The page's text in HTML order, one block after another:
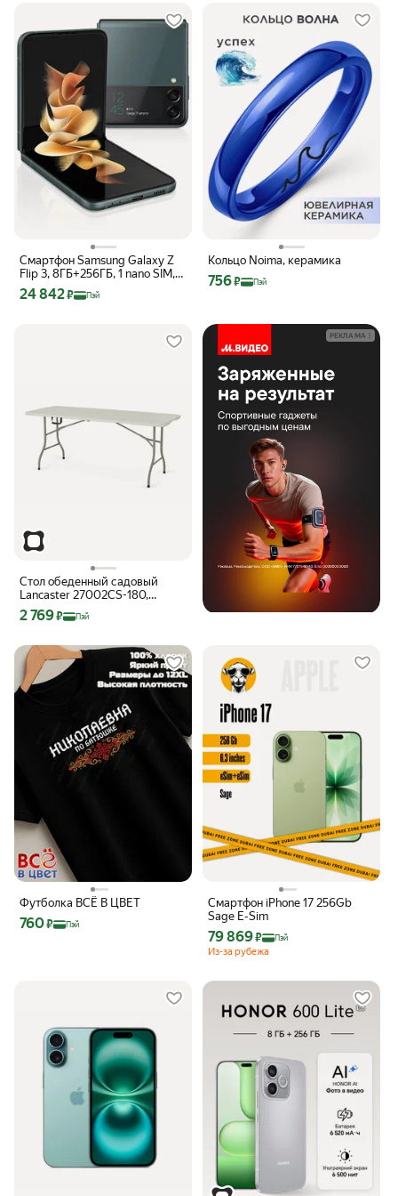
Смартфон Samsung Galaxy Z
Flip 3, 8ГБ+256ГБ, 1 nano SIM,
Зелёный
Цена с картой Яндекс Пэй 24842 ₽ вместо
24 842₽ Пэй
Кольцо Noima, керамика
Цена с картой Яндекс Пэй 756 ₽
756₽ Пэй
Стол обеденный садовый
Lancaster 27002CS-180,
180x74x70 см, тёмно-серый,
белый
Цена с картой Яндекс Пэй 2769 ₽ вместо
2 769₽ Пэй
РЕКЛАМА
Футболка ВСЁ В ЦВЕТ
Цена с картой Яндекс Пэй 760 ₽ вместо
760₽ Пэй
Смартфон iPhone 17 256Gb
Sage E-Sim
Цена с картой Яндекс Пэй 79869 ₽
79 869₽ Пэй
Из-за рубежа